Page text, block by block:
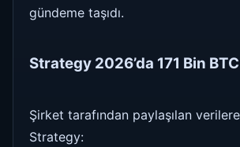
gündeme taşıdı.
Strategy 2026’da 171 Bin BTC
Şirket tarafından paylaşılan
Strategy: